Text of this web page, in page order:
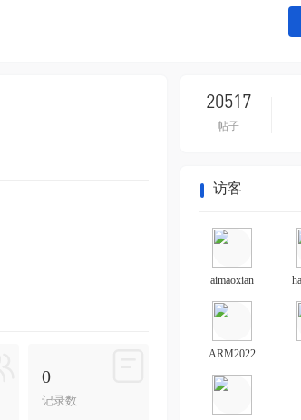
0
记录数
20517
帖子
访客
aimaoxian
ARM2022